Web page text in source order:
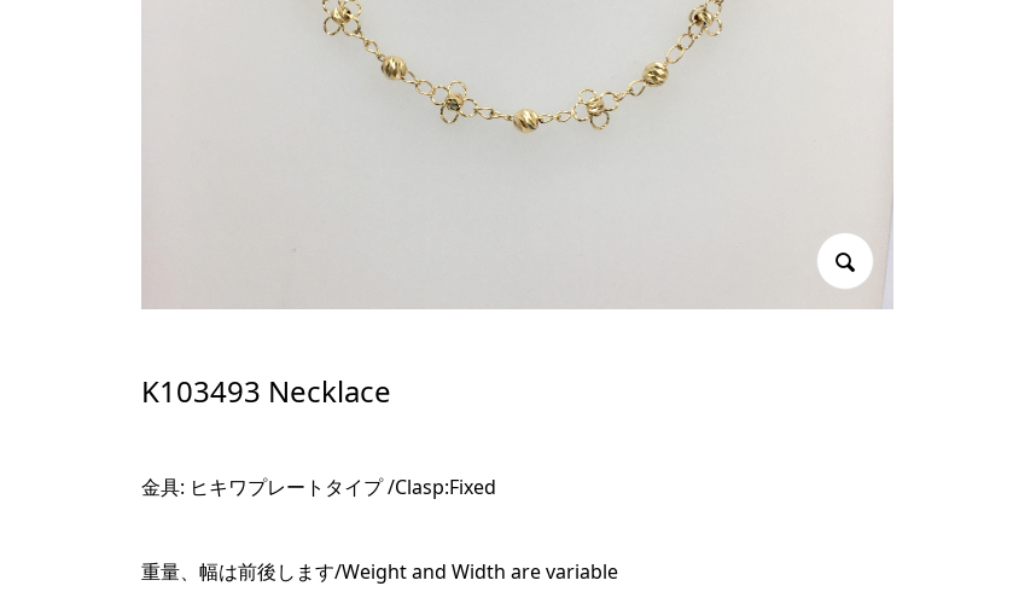
K103493 Necklace
金具: ヒキワプレートタイプ /Clasp:Fixed
重量、幅は前後します/Weight and Width are variable